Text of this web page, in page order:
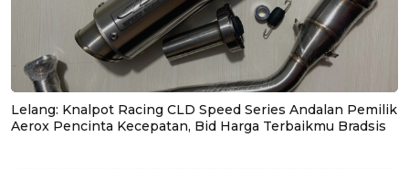
Lelang: Knalpot Racing CLD Speed Series Andalan Pemilik
Aerox Pencinta Kecepatan, Bid Harga Terbaikmu Bradsis